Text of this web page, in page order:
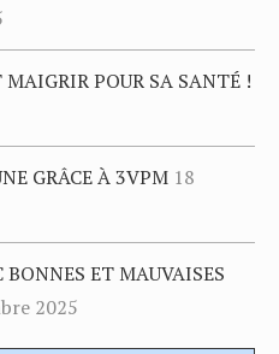
POUR SA SANTÉ !
GRÂCE À 3VPM 18
BONNES ET MAUVAISES
2025